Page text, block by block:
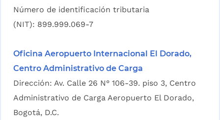
Número de identificación tributaria
(NIT): 899.999.069-7
Oficina Aeropuerto Internacional El Dorado,
Centro Administrativo de Carga
Dirección: Av. Calle 26 N° 106-39. piso 3, Centro
Administrativo de Carga Aeropuerto El Dorado,
Bogotá, D.C.